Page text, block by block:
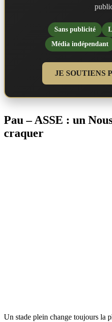
Sans publicité
Média indépendant
JE SOUTIENS
Pau – ASSE : un
craquer
Un stade plein change toujours la